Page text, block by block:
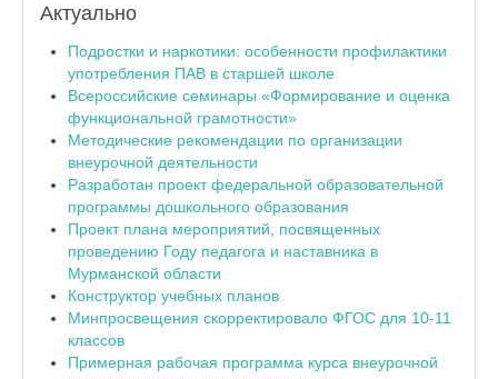
Актуально
Подростки и наркотики: особенности профилактики
употребления ПАВ в старшей школе
Всероссийские семинары «Формирование и оценка
функциональной грамотности»
Методические рекомендации по организации
внеурочной деятельности
Разработан проект федеральной образовательной
программы дошкольного образования
Проект плана мероприятий, посвященных
проведению Году педагога и наставника в
Мурманской области
Конструктор учебных планов
Минпросвещения скорректировало ФГОС для 10-11
классов
Примерная рабочая программа курса внеурочной